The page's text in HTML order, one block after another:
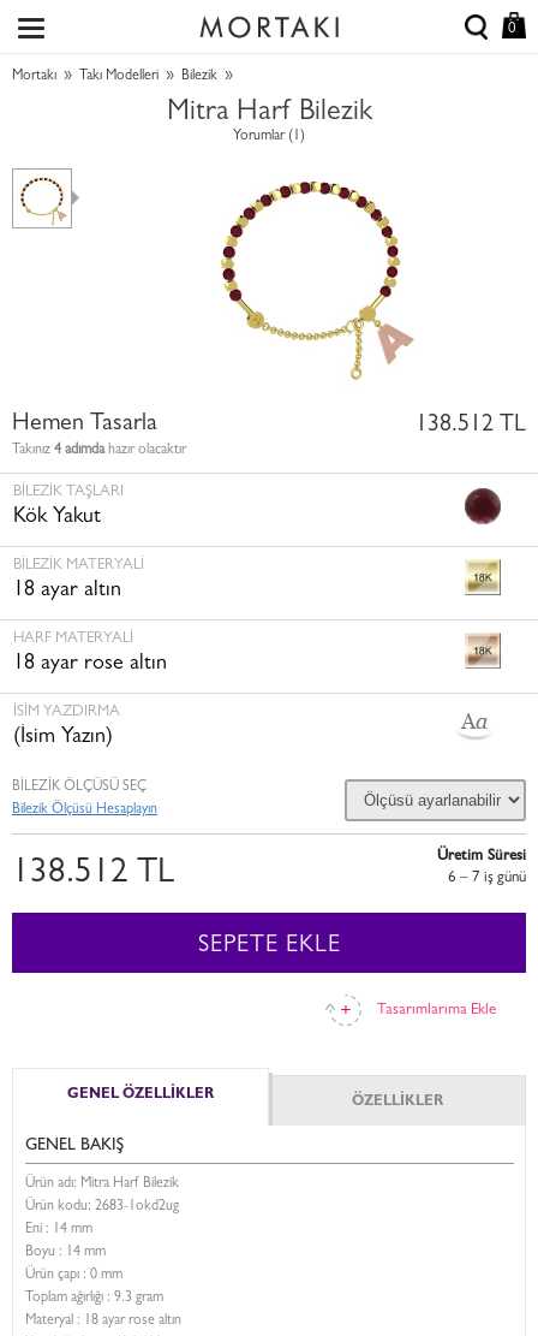
0
Mortakı » Takı Modelleri » Bilezik »
Mitra Harf Bilezik
Yorumlar (1)
Hemen Tasarla
Takınız 4 adımdahazır olacaktır
138.512 TL
BILEZIK TAŞLARI
Kök Yakut
BILEZIK MATERYALI
18 ayar altın
HARF MATERYALI
18 ayar rose altın
İSİM YAZDIRMA
(İsim Yazın)
Tasarımlarıma Ekle
BİLEZİK ÖLÇÜSÜ SEÇ
Bilezik Ölçüsü Hesaplayın
138.512 TL
Üretim Süresi
6 – 7 i̇ş günü
SEPETE EKLE
GENEL ÖZELLİKLER ÖZELLİKLER
GENEL BAKIŞ
Ürün adı: Mitra Harf Bilezik
Ürün kodu: 2683-1okd2ug
Eni : 14 mm
Boyu : 14 mm
Ürün çapı : 0 mm
Toplam ağırlığı : 9.3 gram
Materyal : 18 ayar rose altın